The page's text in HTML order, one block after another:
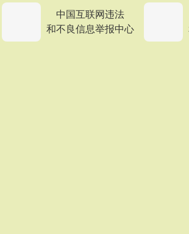
中国互联网违法
和不良信息举报中心